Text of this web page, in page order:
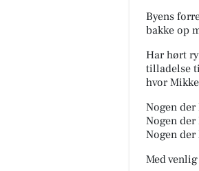
Byens
bakke op
Har hørt
tilladelse
hvor
Nogen der
Nogen
Nogen
Med